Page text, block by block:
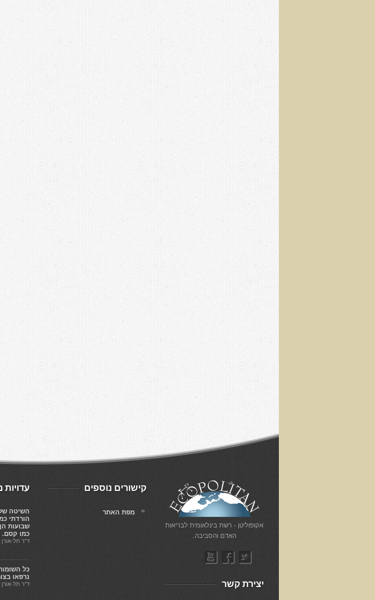
​אקופוליטן - רשת בינלאומית לבריאות
האדם והסביבה.
יצירת קשר
קישורים נוספים
מפת האתר
עדויות
השיטה
הורדתי
שבועות
כמו קסם.
ד"ר תל-
כל
נרפאו
ד"ר תל-אורן